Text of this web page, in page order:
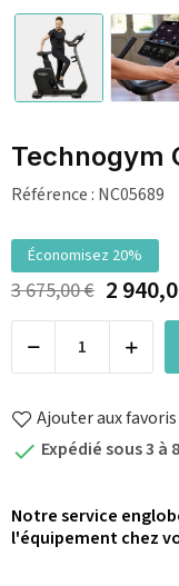
Technogym
Référence : NC05689
Économisez 20%
3 675,00 € 2
Ajouter aux favoris
 Expédié sous 3 à
Notre service
l'équipement chez